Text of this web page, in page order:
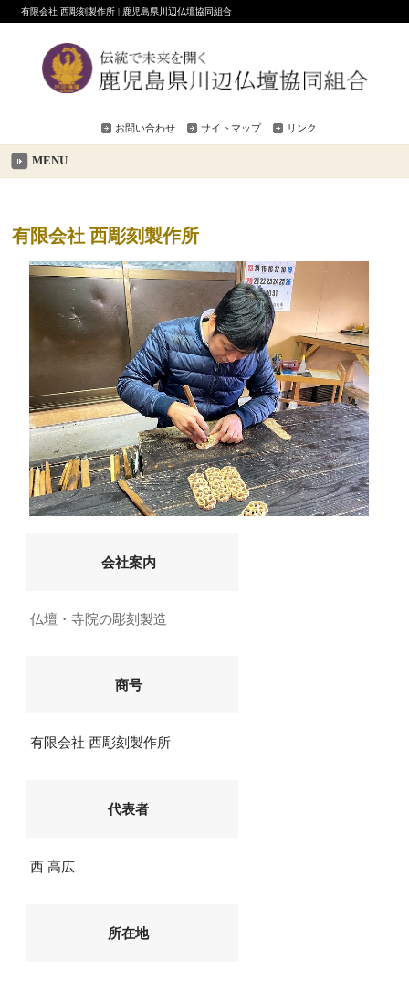
有限会社 西彫刻製作所 | 鹿児島県川辺仏壇協同組合
お問い合わせ サイトマップ リンク
MENU
有限会社 西彫刻製作所
会社案内
仏壇・寺院の彫刻製造
商号
有限会社 西彫刻製作所
代表者
西 高広
所在地